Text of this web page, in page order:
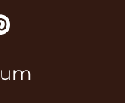
t